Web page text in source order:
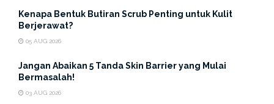
Kenapa Bentuk Butiran Scrub Penting untuk Kulit
Berjerawat?
05 AUG 2026
Jangan Abaikan 5 Tanda Skin Barrier yang Mulai
Bermasalah!
03 AUG 2026